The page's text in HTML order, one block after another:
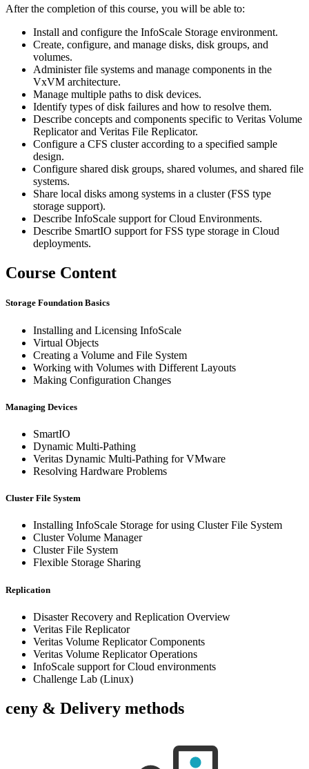
After the completion of this course, you will be able to:
Install and configure the InfoScale Storage environment.
Create, configure, and manage disks, disk groups, and
volumes.
Administer file systems and manage components in the
VxVM architecture.
Manage multiple paths to disk devices.
Identify types of disk failures and how to resolve them.
Describe concepts and components specific to Veritas Volume
Replicator and Veritas File Replicator.
Configure a CFS cluster according to a specified sample
design.
Configure shared disk groups, shared volumes, and shared file
systems.
Share local disks among systems in a cluster (FSS type
storage support).
Describe InfoScale support for Cloud Environments.
Describe SmartIO support for FSS type storage in Cloud
deployments.
Course Content
Storage Foundation Basics
Installing and Licensing InfoScale
Virtual Objects
Creating a Volume and File System
Working with Volumes with Different Layouts
Making Configuration Changes
Managing Devices
SmartIO
Dynamic Multi-Pathing
Veritas Dynamic Multi-Pathing for VMware
Resolving Hardware Problems
Cluster File System
Installing InfoScale Storage for using Cluster File System
Cluster Volume Manager
Cluster File System
Flexible Storage Sharing
Replication
Disaster Recovery and Replication Overview
Veritas File Replicator
Veritas Volume Replicator Components
Veritas Volume Replicator Operations
InfoScale support for Cloud environments
Challenge Lab (Linux)
ceny & Delivery methods